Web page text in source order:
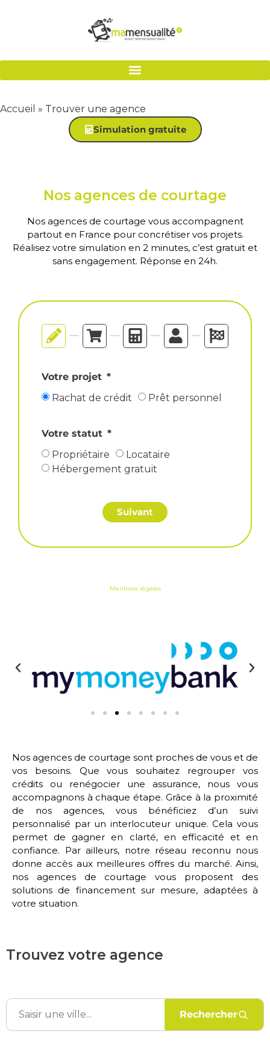
Accueil » Trouver une agence
Simulation gratuite
Nos agences de courtage
Nos agences de courtage vous accompagnent
partout en France pour concrétiser vos projets.
Réalisez votre simulation en 2 minutes, c’est gratuit et
sans engagement. Réponse en 24h.
Votre projet
Rachat de crédit
Prêt personnel
Votre statut
Propriétaire
Locataire
Hébergement gratuit
Suivant
Mentions légales
Nos agences de courtage sont proches de vous et de
vos besoins. Que vous souhaitez regrouper vos
crédits ou renégocier une assurance, nous vous
accompagnons à chaque étape. Grâce à la proximité
de nos agences, vous bénéficiez d’un suivi
personnalisé par un interlocuteur unique. Cela vous
permet de gagner en clarté, en efficacité et en
confiance. Par ailleurs, notre réseau reconnu nous
donne accès aux meilleures offres du marché. Ainsi,
nos agences de courtage vous proposent des
solutions de financement sur mesure, adaptées à
votre situation.
Trouvez votre agence
Rechercher